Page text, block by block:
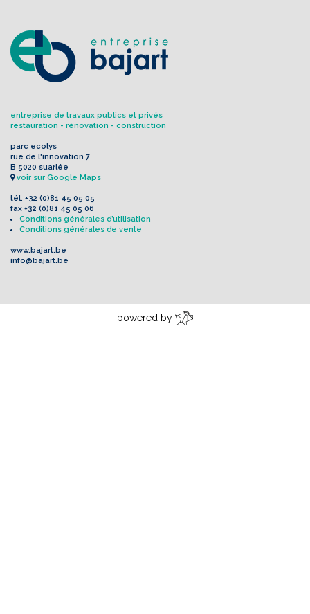
entreprise de travaux publics et privés
restauration - rénovation - construction
parc ecolys
rue de l'innovation 7
B 5020 suarlée
voir sur Google Maps
tél. +32 (0)81 45 05 05
fax +32 (0)81 45 05 06
Conditions générales d’utilisation
Conditions générales de vente
www.bajart.be
info@bajart.be
powered by